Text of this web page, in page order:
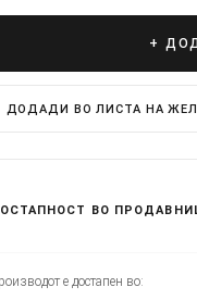
+
ДОДАДИ ВО ЛИСТА НА
ВО
е достапен во: